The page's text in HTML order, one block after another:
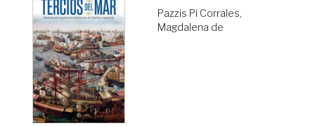
Pazzis Pi Corrales,
Magdalena de